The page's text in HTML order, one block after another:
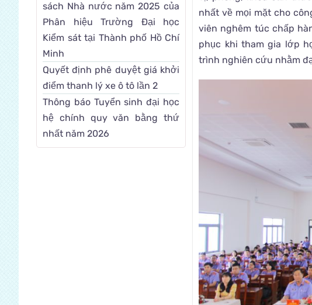
nhất về mọi mặt cho
viên nghêm túc chấp
phục khi tham gia lớp
trình nghiên cứu nhằm
sách Nhà nước năm 2025 của
Phân hiệu Trường Đại học
Kiểm sát tại Thành phố Hồ Chí
Minh
Quyết định phê duyệt giá khởi
điểm thanh lý xe ô tô lần 2
Thông báo Tuyển sinh đại học
hệ chính quy văn bằng thứ
nhất năm 2026